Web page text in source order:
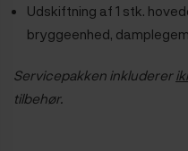
Udskiftning af 1 stk.
bryggeenhed,
Servicepakken inkluderer
tilbehør.